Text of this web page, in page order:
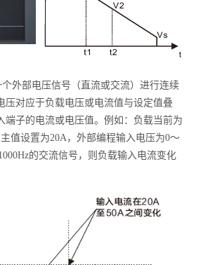
外部电压信号（直流或交流）进行连续
压对应于负载电压或电流值与设定值叠
端子的电流或电压值。例如：负载当前为
值设置为20A，外部编程输入电压为0～
的交流信号，则负载输入电流变化